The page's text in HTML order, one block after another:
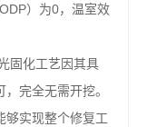
）为0，温室效
固化工艺因其具
完全无需开挖。
够实现整个修复工